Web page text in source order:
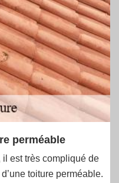
perméable
il est très compliqué de
toiture perméable.